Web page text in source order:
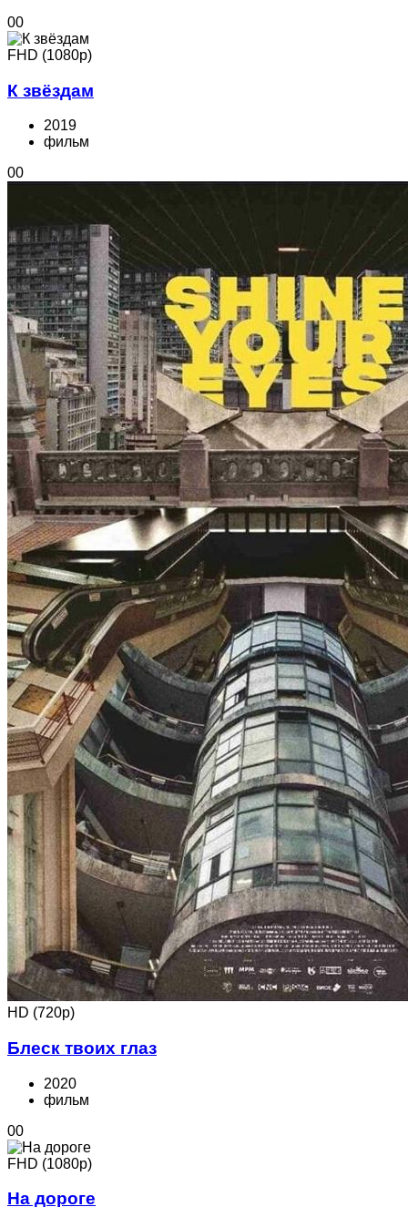
00
FHD (1080p)
К звёздам
2019
фильм
00
HD (720p)
Блеск твоих глаз
2020
фильм
00
FHD (1080p)
На дороге